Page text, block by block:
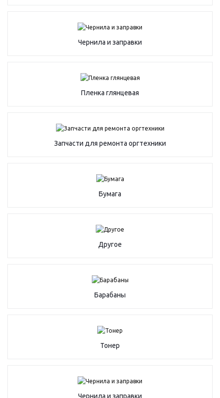
Чернила и заправки
Пленка глянцевая
Запчасти для ремонта оргтехники
Бумага
Другое
Барабаны
Тонер
Чернила и заправки